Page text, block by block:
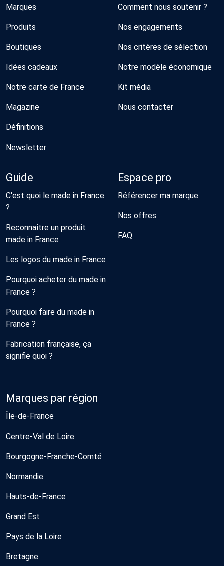
Marques
Produits
Boutiques
Idées cadeaux
Notre carte de France
Magazine
Définitions
Newsletter
Comment nous soutenir ?
Nos engagements
Nos critères de sélection
Notre modèle économique
Kit média
Nous contacter
Guide
C'est quoi le made in France
?
Reconnaître un produit
made in France
Les logos du made in France
Pourquoi acheter du made in
France ?
Pourquoi faire du made in
France ?
Fabrication française, ça
signifie quoi ?
Espace pro
Référencer ma marque
Nos offres
FAQ
Marques par région
Île-de-France
Centre-Val de Loire
Bourgogne-Franche-Comté
Normandie
Hauts-de-France
Grand Est
Pays de la Loire
Bretagne